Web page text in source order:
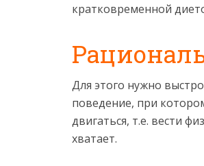
кратковременной
Для этого нужно
поведение, при
двигаться, т.е. вести
хватает.